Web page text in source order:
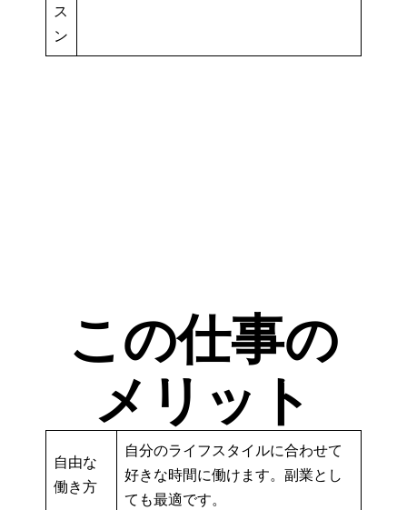
ス
ン
この仕事の
メリット
自由な
働き方
自分のライフスタイルに合わせて
好きな時間に働けます。副業とし
ても最適です。